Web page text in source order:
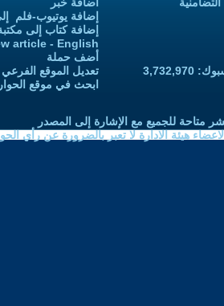
إضافة يوتيوب-فلم
إضافة كتاب إلى
article - English
أضف حملة
تعديل الموقع
ابحث في موقع
متاحة للجميع مع الإشارة إلى المصدر
هيئة الادارة لا تعبر بالضرورة عن رأي